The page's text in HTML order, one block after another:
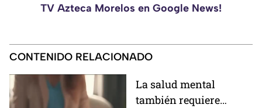
TV Azteca Morelos en Google News!
CONTENIDO RELACIONADO
La salud mental
también requiere